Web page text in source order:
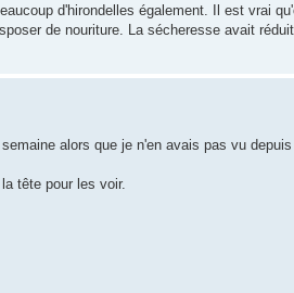
d'hirondelles également. Il est vrai
de nouriture. La sécheresse avait
alors que je n'en avais pas vu depuis
tête pour les voir.